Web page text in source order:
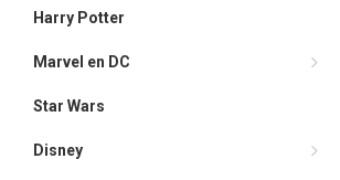
Harry Potter
Marvel en DC
Star Wars
Disney